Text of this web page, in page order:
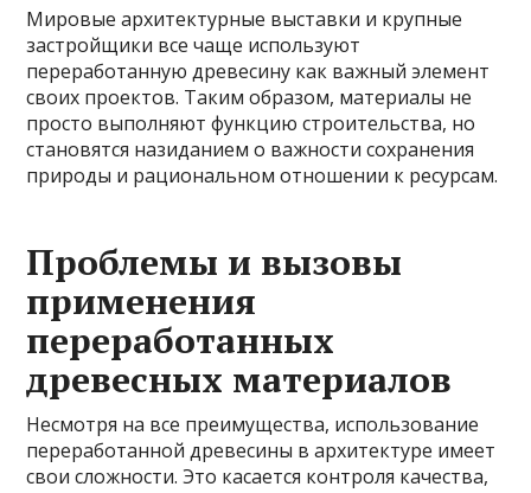
Мировые архитектурные выставки и крупные
застройщики все чаще используют
переработанную древесину как важный элемент
своих проектов. Таким образом, материалы не
просто выполняют функцию строительства, но
становятся назиданием о важности сохранения
природы и рациональном отношении к ресурсам.
Проблемы и вызовы
применения
переработанных
древесных материалов
Несмотря на все преимущества, использование
переработанной древесины в архитектуре имеет
свои сложности. Это касается контроля качества,